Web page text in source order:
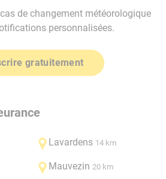
de changement météorologique
personnalisées.
gratuitement
Lavardens 14 km
Mauvezin 20 km